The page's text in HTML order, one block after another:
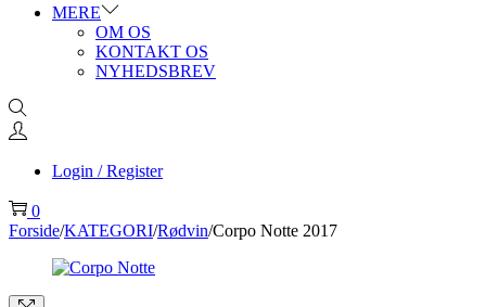
MERE
OM OS
KONTAKT OS
NYHEDSBREV
Login / Register
0
Forside/KATEGORI/Rødvin/Corpo Notte 2017